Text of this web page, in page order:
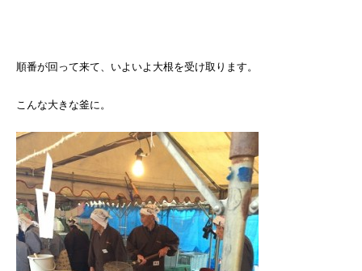
順番が回って来て、いよいよ大根を受け取ります。
こんな大きな釜に。